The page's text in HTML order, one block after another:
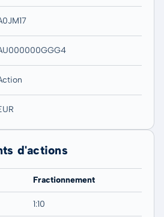
d'actions
Fractionnement
1:10